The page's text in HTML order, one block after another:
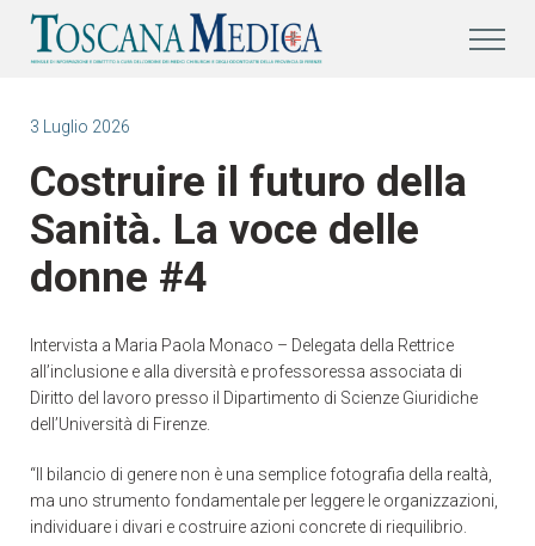
3 Luglio 2026
Costruire il futuro della
Sanità. La voce delle
donne #4
Intervista a Maria Paola Monaco – Delegata della Rettrice
all’inclusione e alla diversità e professoressa associata di
Diritto del lavoro presso il Dipartimento di Scienze Giuridiche
dell’Università di Firenze.
“Il bilancio di genere non è una semplice fotografia della realtà,
ma uno strumento fondamentale per leggere le organizzazioni,
individuare i divari e costruire azioni concrete di riequilibrio.